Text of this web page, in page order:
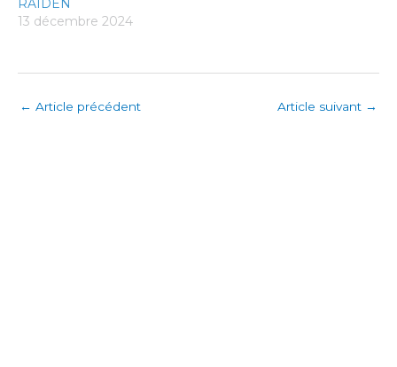
RAIDEN
13 décembre 2024
← Article précédent Article suivant →